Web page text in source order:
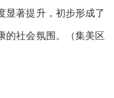
显著提升，初步形成了
的社会氛围。（集美区